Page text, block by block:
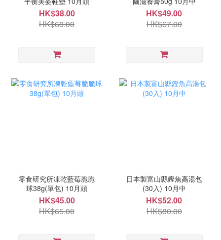
HK$38.00
HK$68.00
HK$49.00
HK$67.00
零食研究所凍乾藍莓脆脆
球38g(單包) 10月頭
HK$45.00
HK$65.00
日本製富山縣鏗魚高湯包
(30入) 10月中
HK$52.00
HK$80.00